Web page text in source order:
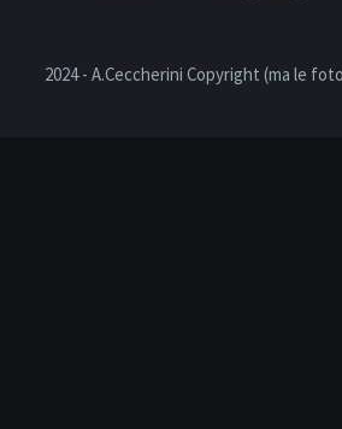
2024 - A.Ceccherini Copyright (ma le